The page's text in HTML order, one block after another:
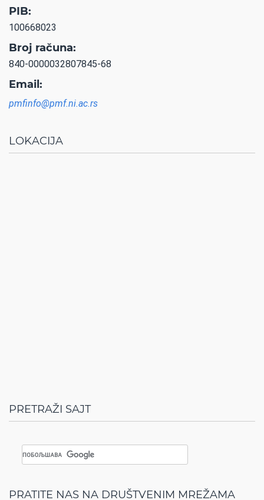
PIB:
100668023
Broj računa:
840-0000032807845-68
Email:
pmfinfo@pmf.ni.ac.rs
LOKACIJA
PRETRAŽI SAJT
PRATITE NAS NA DRUŠTVENIM MREŽAMA